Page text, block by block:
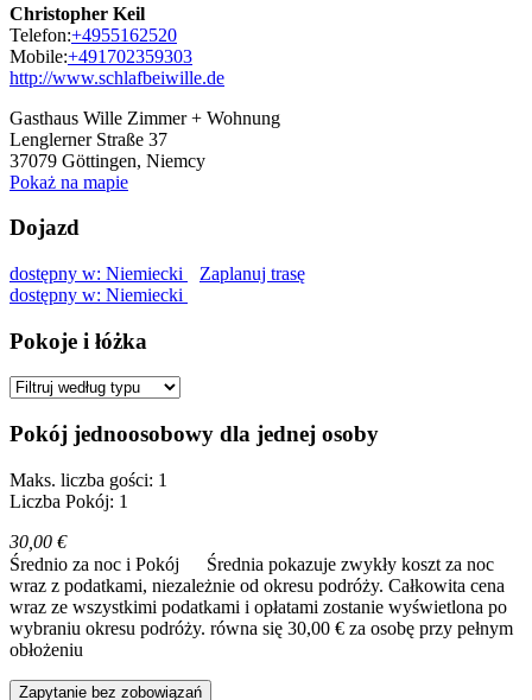
Christopher Keil
Telefon:+4955162520
Mobile:+491702359303
http://www.schlafbeiwille.de
Gasthaus Wille Zimmer + Wohnung
Lenglerner Straße 37
37079 Göttingen, Niemcy
Pokaż na mapie
Dojazd
dostępny w: Niemiecki
Zaplanuj trasę
dostępny w: Niemiecki
Pokoje i łóżka
Pokój jednoosobowy dla jednej osoby
Maks. liczba gości: 1
Liczba Pokój: 1
30,00 €
Średnio za noc i Pokój
Średnia pokazuje zwykły koszt za noc
wraz z podatkami, niezależnie od okresu podróży. Całkowita cena
wraz ze wszystkimi podatkami i opłatami zostanie wyświetlona po
wybraniu okresu podróży. równa się 30,00 € za osobę przy pełnym
obłożeniu
Zapytanie bez zobowiązań